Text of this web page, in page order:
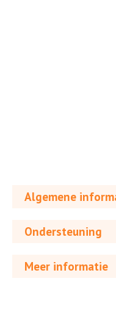
Algemene
Ondersteuning
Meer informatie